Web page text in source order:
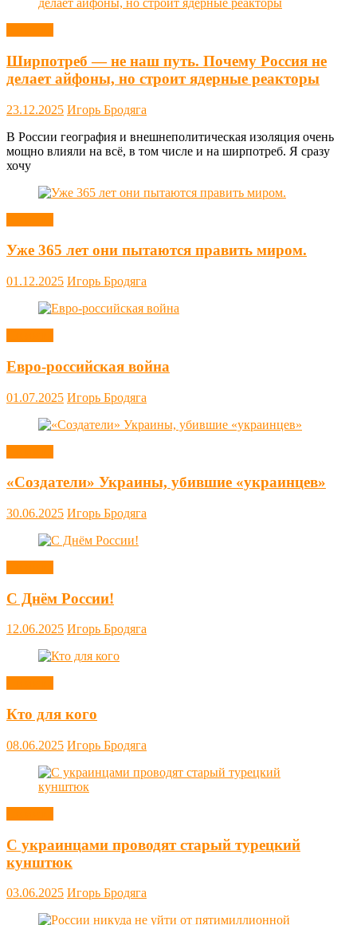
Ширпотреб — не наш путь. Почему Россия не
делает айфоны, но строит ядерные реакторы
23.12.2025 Игорь Бродяга
В России география и внешнеполитическая изоляция очень
мощно влияли на всё, в том числе и на ширпотреб. Я сразу
хочу
Уже 365 лет они пытаются править миром.
01.12.2025 Игорь Бродяга
Евро-российская война
01.07.2025 Игорь Бродяга
«Создатели» Украины, убившие «украинцев»
30.06.2025 Игорь Бродяга
С Днём России!
12.06.2025 Игорь Бродяга
Кто для кого
08.06.2025 Игорь Бродяга
С украинцами проводят старый турецкий
кунштюк
03.06.2025 Игорь Бродяга